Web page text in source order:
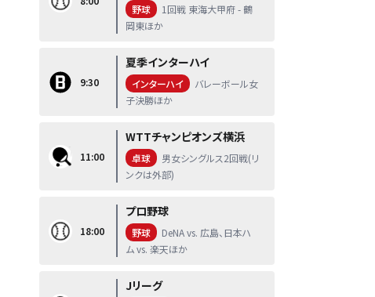
野球
1回戦 東海大甲府 - 鶴
岡東ほか
9:30
夏季インターハイ
インターハイ
バレーボール女
子決勝ほか
11:00
WTTチャンピオンズ横浜
卓球
男女シングルス2回戦(リ
ンクは外部)
18:00
プロ野球
野球
DeNA vs. 広島、日本ハ
ム vs. 楽天ほか
Jリーグ